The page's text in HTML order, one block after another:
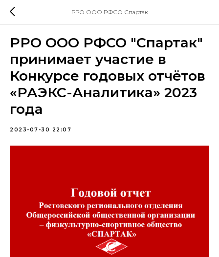
РРО ООО РФСО Спартак
РРО ООО РФСО "Спартак"
принимает участие в
Конкурсе годовых отчётов
«РАЭКС-Аналитика» 2023
года
2023-07-30 22:07